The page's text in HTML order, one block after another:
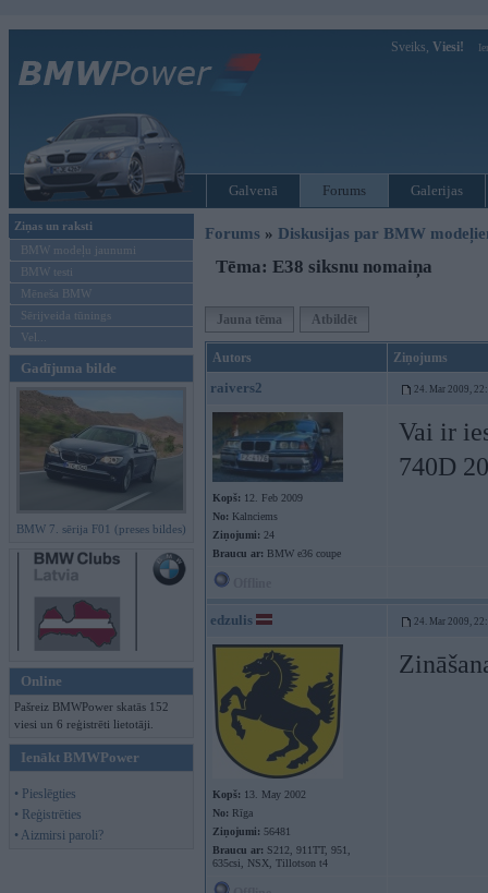
Sveiks, Viesi!
Galvenā Forums Galerijas
Ziņas un raksti
BMW modeļu jaunumi
BMW testi
Mēneša BMW
Sērijveida tūnings
Vel...
Gadījuma bilde
BMW 7. sērija F01 (preses bildes)
Online
Pašreiz BMWPower skatās 152
viesi un 6 reģistrēti lietotāji.
Ienākt BMWPower
• Pieslēgties
• Reģistrēties
• Aizmirsi paroli?
Forums » Diskusijas par BMW
Tēma: E38 siksnu nomaiņa
Jauna tēma Atbildēt
Autors Ziņojums
raivers2 24. Mar 2009,
Kopš: 12. Feb 2009
No: Kalnciems
Ziņojumi: 24
Braucu ar: BMW e36 coupe
Vai ir
740D
edzulis 24. Mar 2009,
Kopš: 13. May 2002
No: Rīga
Ziņojumi: 56481
Braucu ar: S212, 911TT, 951,
635csi, NSX, Tillotson t4